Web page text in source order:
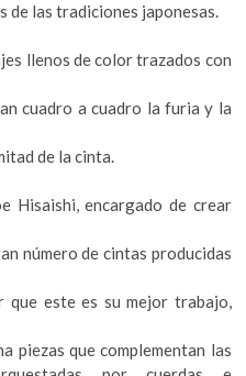
de las tradiciones japonesas.
llenos de color trazados con
cuadro a cuadro la furia y la
de la cinta.
Hisaishi, encargado de crear
número de cintas producidas
que este es su mejor trabajo,
piezas que complementan las